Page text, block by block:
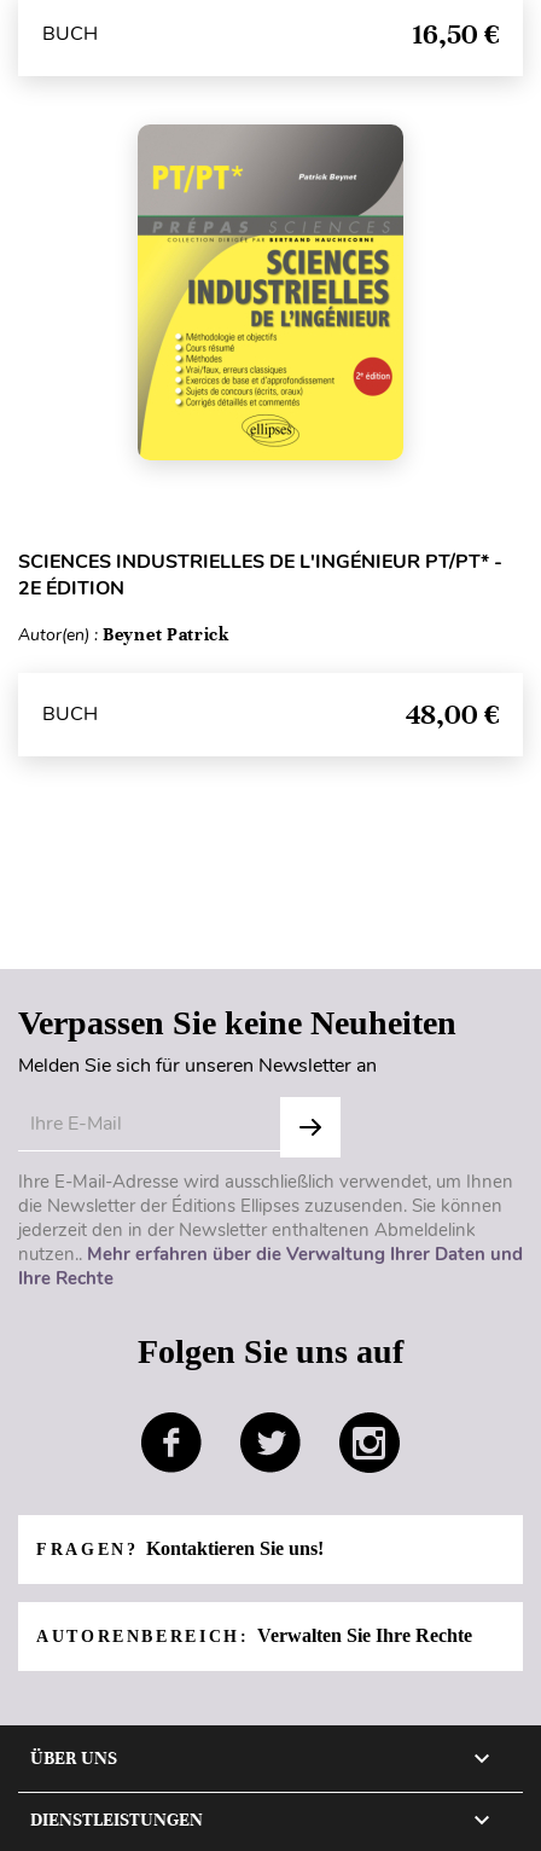
BUCH 16,50 €
SCIENCES INDUSTRIELLES DE L'INGÉNIEUR PT/PT* -
2E ÉDITION
Autor(en) : Beynet Patrick
BUCH 48,00 €
Verpassen Sie keine Neuheiten
Melden Sie sich für unseren Newsletter an
Ihre E-Mail-Adresse wird ausschließlich verwendet, um Ihnen
die Newsletter der Éditions Ellipses zuzusenden. Sie können
jederzeit den in der Newsletter enthaltenen Abmeldelink
nutzen.. Mehr erfahren über die Verwaltung Ihrer Daten und
Ihre Rechte
Folgen Sie uns auf
FRAGEN? Kontaktieren Sie uns!
AUTORENBEREICH: Verwalten Sie Ihre Rechte
ÜBER UNS 
DIENSTLEISTUNGEN 